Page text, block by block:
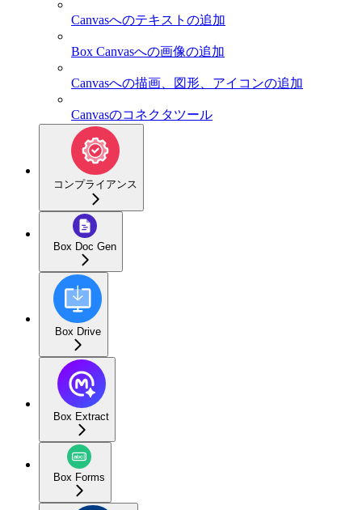
Canvasへのテキストの追加
Box Canvasへの画像の追加
Canvasへの描画、図形、アイコンの追加
Canvasのコネクタツール
コンプライアンス
Box Doc Gen
Box Drive
Box Extract
Box Forms